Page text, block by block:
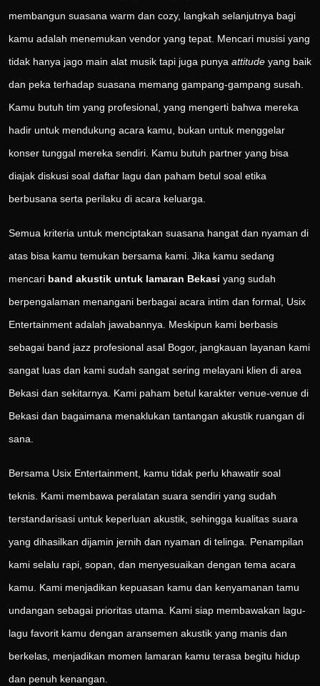
membangun suasana warm dan cozy, langkah selanjutnya bagi
kamu adalah menemukan vendor yang tepat. Mencari musisi yang
tidak hanya jago main alat musik tapi juga punya attitude yang baik
dan peka terhadap suasana memang gampang-gampang susah.
Kamu butuh tim yang profesional, yang mengerti bahwa mereka
hadir untuk mendukung acara kamu, bukan untuk menggelar
konser tunggal mereka sendiri. Kamu butuh partner yang bisa
diajak diskusi soal daftar lagu dan paham betul soal etika
berbusana serta perilaku di acara keluarga.
Semua kriteria untuk menciptakan suasana hangat dan nyaman di
atas bisa kamu temukan bersama kami. Jika kamu sedang
mencari band akustik untuk lamaran Bekasi yang sudah
berpengalaman menangani berbagai acara intim dan formal, Usix
Entertainment adalah jawabannya. Meskipun kami berbasis
sebagai band jazz profesional asal Bogor, jangkauan layanan kami
sangat luas dan kami sudah sangat sering melayani klien di area
Bekasi dan sekitarnya. Kami paham betul karakter venue-venue di
Bekasi dan bagaimana menaklukan tantangan akustik ruangan di
sana.
Bersama Usix Entertainment, kamu tidak perlu khawatir soal
teknis. Kami membawa peralatan suara sendiri yang sudah
terstandarisasi untuk keperluan akustik, sehingga kualitas suara
yang dihasilkan dijamin jernih dan nyaman di telinga. Penampilan
kami selalu rapi, sopan, dan menyesuaikan dengan tema acara
kamu. Kami menjadikan kepuasan kamu dan kenyamanan tamu
undangan sebagai prioritas utama. Kami siap membawakan lagu-
lagu favorit kamu dengan aransemen akustik yang manis dan
berkelas, menjadikan momen lamaran kamu terasa begitu hidup
dan penuh kenangan.